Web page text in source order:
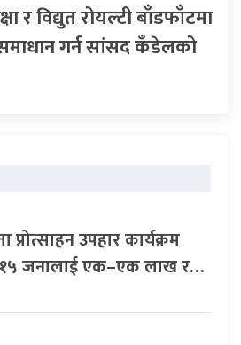
र विद्युत रोयल्टी बाँडफाँटमा
गर्न सांसद कँडेलको
प्रोत्साहन उपहार कार्यक्रम
जनालाई एक–एक लाख र…